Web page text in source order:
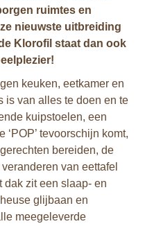
ruimtes en
nieuwste uitbreiding
Klorofil staat dan ook
keuken, eetkamer en
is van alles te doen en te
kuipstoelen, een
tevoorschijn komt,
bereiden, de
van eettafel
dak zit een slaap- en
glijbaan en
meegeleverde